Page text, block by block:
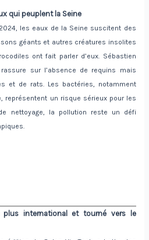
qui peuplent la Seine
les eaux de la Seine suscitent des
géants et autres créatures insolites
ont fait parler d’eux. Sébastien
sur l’absence de requins mais
et de rats. Les bactéries, notamment
représentent un risque sérieux pour les
nettoyage, la pollution reste un défi
plus international et tourné vers le